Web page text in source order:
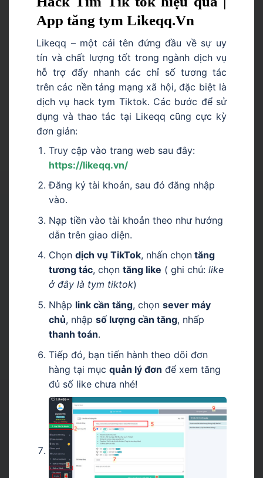
App tăng tym Likeqq.Vn
Likeqq – một cái tên đứng đầu về sự uy
tín và chất lượng tốt trong ngành dịch vụ
hỗ trợ đẩy nhanh các chỉ số tương tác
trên các nền tảng mạng xã hội, đặc biệt là
dịch vụ hack tym Tiktok. Các bước để sử
dụng và thao tác tại Likeqq cũng cực kỳ
đơn giản:
Truy cập vào trang web sau đây:
https://likeqq.vn/
Đăng ký tài khoản, sau đó đăng nhập
vào.
Nạp tiền vào tài khoản theo như hướng
dẫn trên giao diện.
Chọn dịch vụ TikTok, nhấn chọntăng
tương tác, chọn tăng like ( ghi chú: like
ở đây là tym tiktok)
Nhập link cần tăng, chọn sever máy
chủ, nhập số lượng cần tăng, nhấp
thanh toán.
Tiếp đó, bạn tiến hành theo dõi đơn
hàng tại mục quản lý đơn để xem tăng
đủ số like chưa nhé!